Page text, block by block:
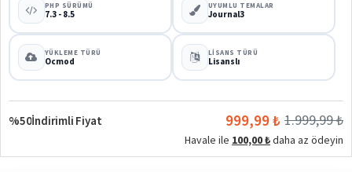
PHP SÜRÜMÜ
7.3 - 8.5
UYUMLU TEMALAR
Journal3
YÜKLEME TÜRÜ
Ocmod
LISANS TÜRÜ
Lisanslı
İndirimli Fiyat
%50 999,99 ₺ 1.999,99 ₺
Havale ile 100,00 ₺daha az ödeyin